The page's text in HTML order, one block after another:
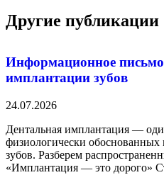
Другие публикации
Информационное
имплантации зубов
24.07.2026
Дентальная имплантация —
физиологически обоснованных
зубов. Разберем
«Имплантация — это дорого»